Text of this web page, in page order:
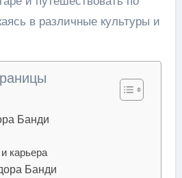
в различные культуры и
Банди
карьера
Банди